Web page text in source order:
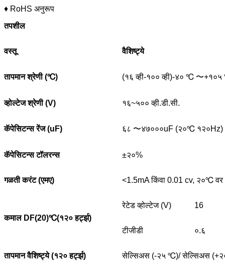
♦ RoHS अनुरूप
तपशील
वस्तू वैशिष्ट्ये
तापमान श्रेणी (℃) (१६ व्ही-१०० व्ही)-४० ℃ 〜
व्होल्टेज श्रेणी (V) १६~५०० व्ही.डी.सी.
कॅपेसिटन्स रेंज (uF) ६८ 〜४७०००uF (२०℃ १२०Hz)
कॅपेसिटन्स टॉलरन्स ±२०%
गळती करंट (एमए) <1.5mA किंवा 0.01 cv, २०℃ वर
कमाल DF(20)℃(१२० हर्ट्झ)
रेटेड व्होल्टेज (V) 16
टीजीडी ०.६
तापमान वैशिष्ट्ये (१२० हर्ट्झ) सेल्सिअस (-२५ ℃)/ सेल्सिअस